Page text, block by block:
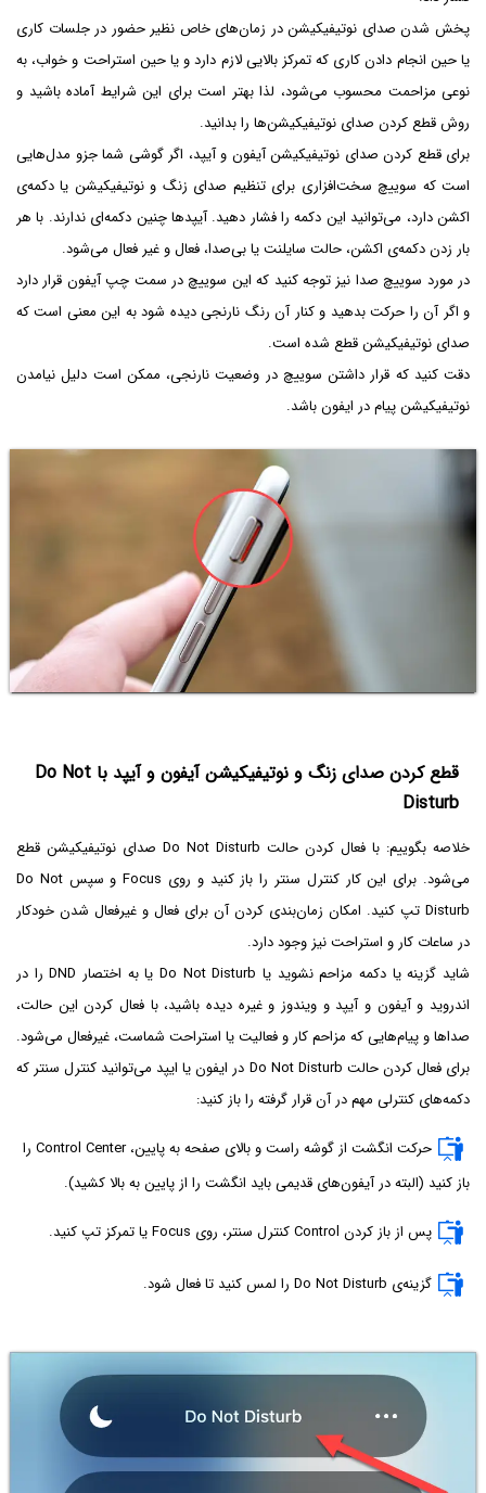
پخش شدن صدای نوتیفیکیشن در زمان‌های خاص نظیر حضور در جلسات کاری
یا حین انجام دادن کاری که تمرکز بالایی لازم دارد و یا حین استراحت و خواب، به
نوعی مزاحمت محسوب می‌شود، لذا بهتر است برای این شرایط آماده باشید و
روش قطع کردن صدای نوتیفیکیشن‌ها را بدانید.
برای قطع کردن صدای نوتیفیکیشن آیفون و آیپد، اگر گوشی شما جزو مدل‌هایی
است که سوییچ سخت‌افزاری برای تنظیم صدای زنگ و نوتیفیکیشن یا دکمه‌ی
اکشن دارد، می‌توانید این دکمه را فشار دهید. آیپدها چنین دکمه‌ای ندارند. با هر
بار زدن دکمه‌ی اکشن، حالت سایلنت یا بی‌صدا، فعال و غیر فعال می‌شود.
در مورد سوییچ صدا نیز توجه کنید که این سوییچ در سمت چپ آیفون قرار دارد
و اگر آن را حرکت بدهید و کنار آن رنگ نارنجی دیده شود به این معنی است که
صدای نوتیفیکیشن قطع شده است.
دقت کنید که قرار داشتن سوییچ در وضعیت نارنجی، ممکن است دلیل نیامدن
نوتیفیکیشن پیام در ایفون باشد.
قطع کردن صدای زنگ و نوتیفیکیشن آیفون و آیپد با Do Not
Disturb
خلاصه بگوییم: با فعال کردن حالت Do Not Disturb صدای نوتیفیکیشن قطع
می‌شود. برای این کار کنترل سنتر را باز کنید و روی Focus و سپس Do Not
Disturb تپ کنید. امکان زمان‌بندی کردن آن برای فعال و غیرفعال شدن خودکار
در ساعات کار و استراحت نیز وجود دارد.
شاید گزینه یا دکمه مزاحم نشوید یا Do Not Disturb یا به اختصار DND را در
اندروید و آیفون و آیپد و ویندوز و غیره دیده باشید، با فعال کردن این حالت،
صداها و پیام‌هایی که مزاحم کار و فعالیت یا استراحت شماست، غیرفعال می‌شود.
برای فعال کردن حالت Do Not Disturb در ایفون یا ایپد می‌توانید کنترل سنتر که
دکمه‌های کنترلی مهم در آن قرار گرفته را باز کنید:
حرکت انگشت از گوشه راست و بالای صفحه به پایین، Control Center را
باز کنید (البته در آیفون‌های قدیمی باید انگشت را از پایین به بالا کشید).
پس از باز کردن Control کنترل سنتر، روی Focus یا تمرکز تپ کنید.
گزینه‌ی Do Not Disturb را لمس کنید تا فعال شود.